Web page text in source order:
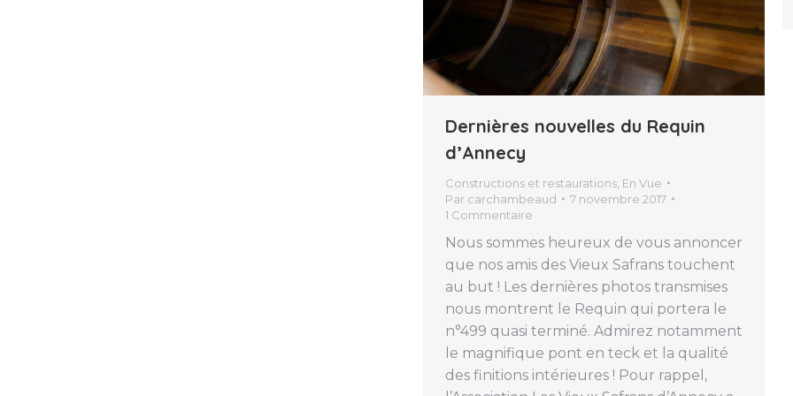
Dernières nouvelles du Requin
d’Annecy
Constructions et restaurations En Vue
Par carchambeaud
7 novembre 2017
1 Commentaire
Nous sommes heureux de vous annoncer
que nos amis des Vieux Safrans touchent
au but ! Les dernières photos transmises
nous montrent le Requin qui portera le
n°499 quasi terminé. Admirez notamment
le magnifique pont en teck et la qualité
des finitions intérieures ! Pour rappel,